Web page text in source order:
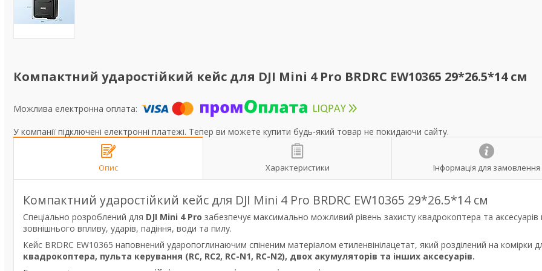
Компактний ударостійкий кейс для DJI Mini 4 Pro BRDRC EW10365 29*26.5*14 см
У компанії підключені електронні платежі. Тепер ви можете купити будь-який товар не покидаючи сайту.
Опис Характеристики Інформація для замовлення
Компактний ударостійкий кейс для DJI Mini 4 Pro BRDRC EW10365 29*26.5*14 см
Спеціально розроблений для DJI Mini 4 Pro забезпечує максимально можливий рівень захисту квадрокоптера та аксесуарів
зовнішнього впливу, ударів, падіння, води та пилу.
Кейс BRDRC EW10365 наповнений ударопоглинаючим спіненим матеріалом етиленвінілацетат, який розділений на комірки
квадрокоптера, пульта керування (RC, RC2, RC-N1, RC-N2), двох акумуляторів та інших аксесуарів.